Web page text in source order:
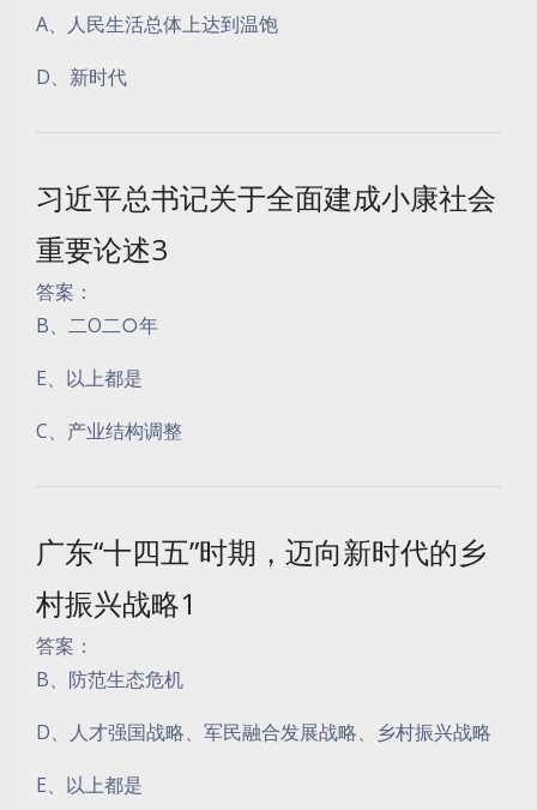
A、人民生活总体上达到温饱
D、新时代
习近平总书记关于全面建成小康社会
重要论述3
答案：
B、二O二○年
E、以上都是
C、产业结构调整
广东“十四五”时期，迈向新时代的乡
村振兴战略1
答案：
B、防范生态危机
D、人才强国战略、军民融合发展战略、乡村振兴战略
E、以上都是